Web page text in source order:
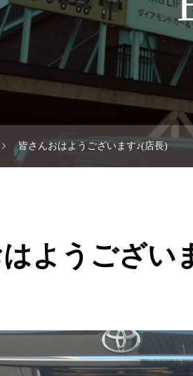
皆さんおはようございます♪(店長)
ようござい